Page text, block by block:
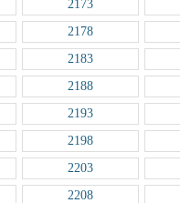
2173
2178
2183
2188
2193
2198
2203
2208